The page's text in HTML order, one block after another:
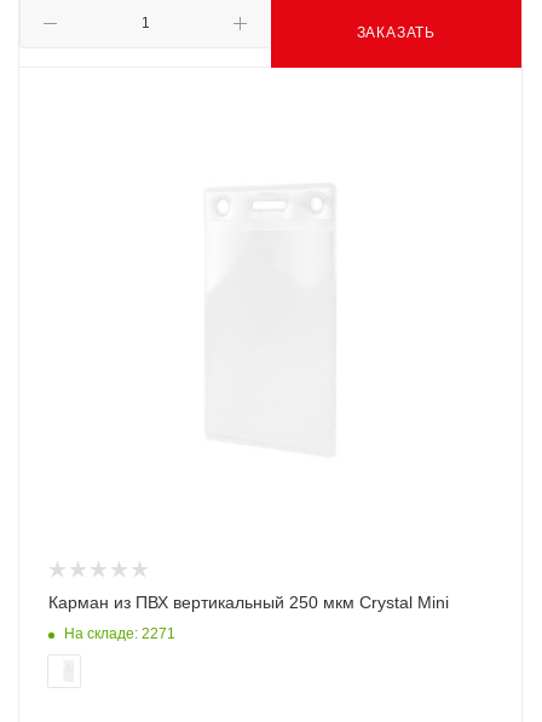
ЗАКАЗАТЬ
Карман из ПВХ вертикальный 250 мкм Crystal Mini
На складе: 2271